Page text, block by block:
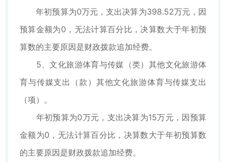
年初预算为0万元，支出决算为398.52万元，因
预算金额为0，无法计算百分比，决算数大于年初预
算数的主要原因是财政拨款追加经费。
5、文化旅游体育与传媒（类）其他文化旅游体
育与传媒支出（款）其他文化旅游体育与传媒支出
（项）。
年初预算为0万元，支出决算为15万元，因预算
金额为0，无法计算百分比，决算数大于年初预算数
的主要原因是财政拨款追加经费。